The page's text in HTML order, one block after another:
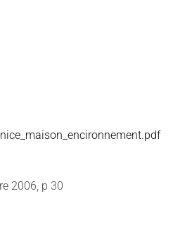
2006, p 30